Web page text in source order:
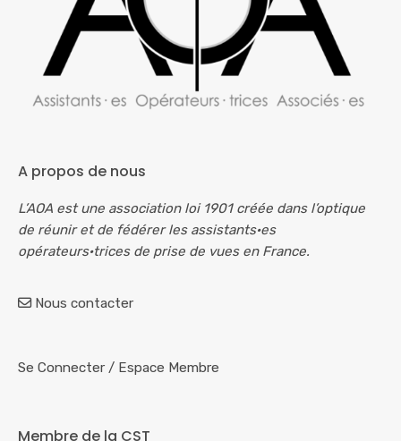
A propos de nous
L’AOA est une association loi 1901 créée dans l’optique
de réunir et de fédérer les assistants·es
opérateurs·trices de prise de vues en France.
Nous contacter
Se Connecter / Espace Membre
Membre de la CST